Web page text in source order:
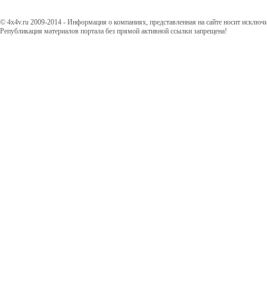
© 4x4v.ru 2009-2014 - Информация о компаниях, представленная на сайте носит
Републикация материалов портала без прямой активной ссылки запрещена!